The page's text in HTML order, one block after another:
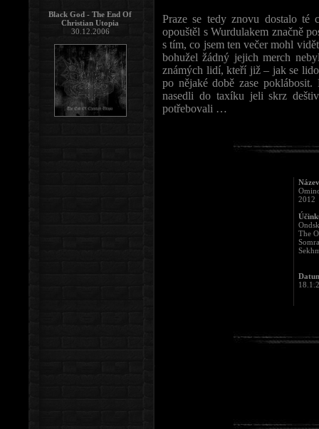
Praze se tedy znovu dostalo té
opouštěl s Wurdulakem značně
s tím, co jsem ten večer mohl
bohužel žádný jejich merch
známých lidí, kteří již – jak se
po nějaké době zase poklábosit.
nasedli do taxíku jeli skrz
potřebovali …
2012
The
Black God - The End Of
Christian Utopia
30.12.2006